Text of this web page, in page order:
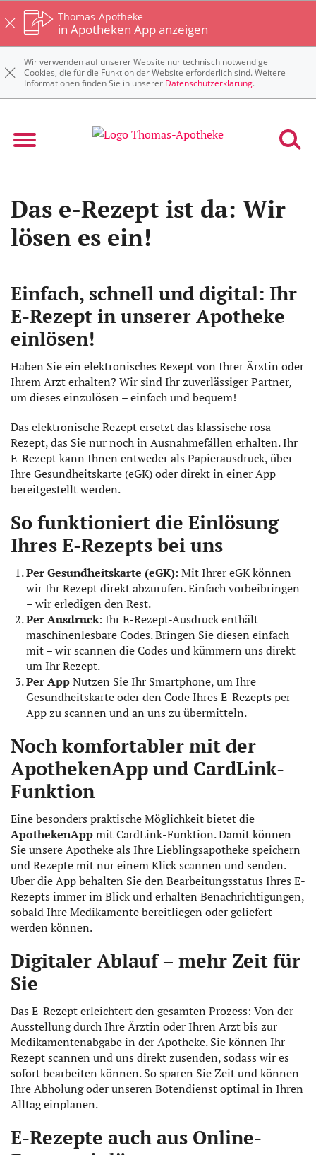
Thomas-Apotheke
in Apotheken App anzeigen
Wir verwenden auf unserer Website nur technisch notwendige
Cookies, die für die Funktion der Website erforderlich sind. Weitere
Informationen finden Sie in unserer Datenschutzerklärung.
Das e-Rezept ist da: Wir
lösen es ein!
Einfach, schnell und digital: Ihr
E-Rezept in unserer Apotheke
einlösen!
Haben Sie ein elektronisches Rezept von Ihrer Ärztin oder
Ihrem Arzt erhalten? Wir sind Ihr zuverlässiger Partner,
um dieses einzulösen – einfach und bequem!
Das elektronische Rezept ersetzt das klassische rosa
Rezept, das Sie nur noch in Ausnahmefällen erhalten. Ihr
E-Rezept kann Ihnen entweder als Papierausdruck, über
Ihre Gesundheitskarte (eGK) oder direkt in einer App
bereitgestellt werden.
So funktioniert die Einlösung
Ihres E-Rezepts bei uns
Per Gesundheitskarte (eGK): Mit Ihrer eGK können
wir Ihr Rezept direkt abzurufen. Einfach vorbeibringen
– wir erledigen den Rest.
Per Ausdruck: Ihr E-Rezept-Ausdruck enthält
maschinenlesbare Codes. Bringen Sie diesen einfach
mit – wir scannen die Codes und kümmern uns direkt
um Ihr Rezept.
Per AppNutzen Sie Ihr Smartphone, um Ihre
Gesundheitskarte oder den Code Ihres E-Rezepts per
App zu scannen und an uns zu übermitteln.
Noch komfortabler mit der
ApothekenApp und CardLink-
Funktion
Eine besonders praktische Möglichkeit bietet die
ApothekenAppmit CardLink-Funktion. Damit können
Sie unsere Apotheke als Ihre Lieblingsapotheke speichern
und Rezepte mit nur einem Klick scannen und senden.
Über die App behalten Sie den Bearbeitungsstatus Ihres E-
Rezepts immer im Blick und erhalten Benachrichtigungen,
sobald Ihre Medikamente bereitliegen oder geliefert
werden können.
Digitaler Ablauf – mehr Zeit für
Sie
Das E-Rezept erleichtert den gesamten Prozess: Von der
Ausstellung durch Ihre Ärztin oder Ihren Arzt bis zur
Medikamentenabgabe in der Apotheke. Sie können Ihr
Rezept scannen und uns direkt zusenden, sodass wir es
sofort bearbeiten können. So sparen Sie Zeit und können
Ihre Abholung oder unseren Botendienst optimal in Ihren
Alltag einplanen.
E-Rezepte auch aus Online-